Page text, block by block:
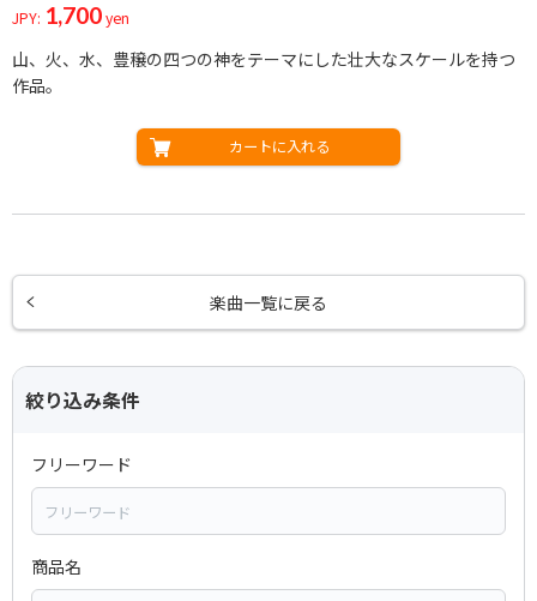
JPY: 1,700yen
山、火、水、豊穣の四つの神をテーマにした壮大なスケールを持つ
作品。
カートに入れる
楽曲一覧に戻る
絞り込み条件
フリーワード
商品名